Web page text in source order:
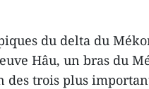
du delta du
Hâu, un bras du
des trois plus